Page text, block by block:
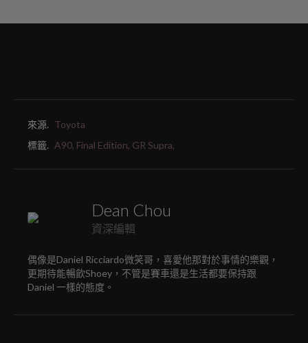
來源. Toyota
標籤. A90, Final Edition, GR Supra,
Dean Chou
資深編輯
偶像是Daniel Ricciardo微笑哥，喜愛他那對於事情的樂觀，
更期待能暢飲Shoey，不管是賽車還是生活都要保持跟
Daniel 一樣的態度。